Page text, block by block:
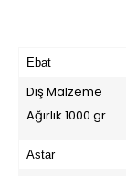
Ebat
Dış Malzeme
Ağırlık 1000 gr
Astar